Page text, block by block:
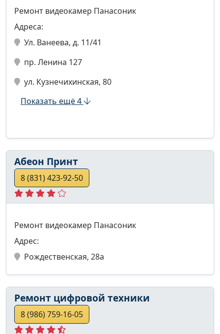
Ремонт видеокамер Панасоник
Адреса:
Ул. Ванеева, д. 11/41
пр. Ленина 127
ул. Кузнечихинская, 80
Показать ещё 4
Абеон Принт
8 (831) 423-92-50
Ремонт видеокамер Панасоник
Адрес:
Рождественская, 28а
Ремонт цифровой техники
8 (986) 759-16-05